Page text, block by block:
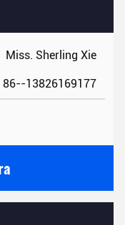
Miss. Sherling Xie
86--13826169177